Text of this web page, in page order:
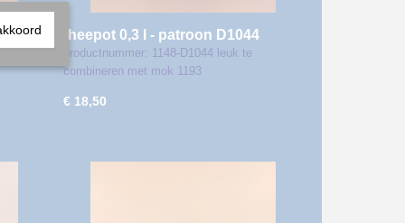
theepot 0,3 l - patroon D1044
productnummer: 1148-D1044 leuk te
combineren met mok 1193
€ 18,50